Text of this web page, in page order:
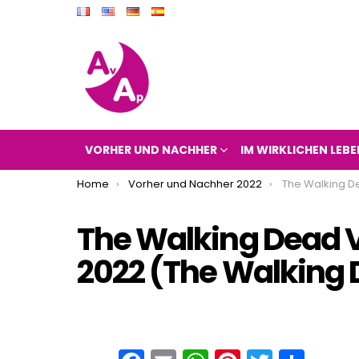
VORHER UND NACHHER IM WIRKLICHEN
You are here:
Home Vorher und Nachher 2022 The Walking Dead Vorher und
The Walking Dead
2022 (The Walking